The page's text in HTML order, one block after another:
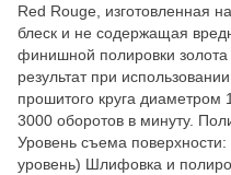
Red Rouge, изготовленная
блеск и не содержащая
финишной полировки
результат при
прошитого круга
3000 оборотов в минуту.
Уровень съема
уровень) Шлифовка и